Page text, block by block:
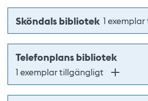
Sköndals bibliotek 1
Telefonplans bibliotek
1 exemplar tillgängligt